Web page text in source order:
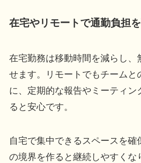
在宅やリモートで通勤負担
在宅勤務は移動時間を減らし、
せます。リモートでもチームと
に、定期的な報告やミーティン
ると安心です。
自宅で集中できるスペースを確
の境界を作ると継続しやすくな